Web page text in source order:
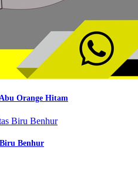
Orange Hitam
Benhur